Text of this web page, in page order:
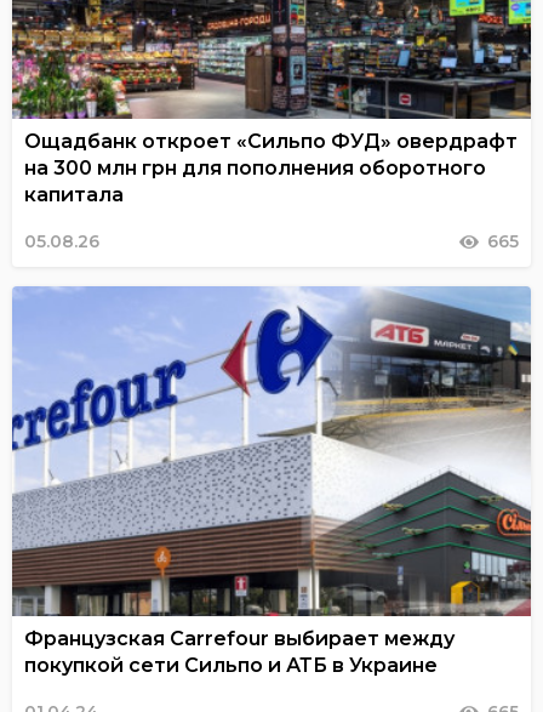
Ощадбанк откроет «Сильпо ФУД» овердрафт
на 300 млн грн для пополнения оборотного
капитала
05.08.26 665
Французская Carrefour выбирает между
покупкой сети Сильпо и АТБ в Украине